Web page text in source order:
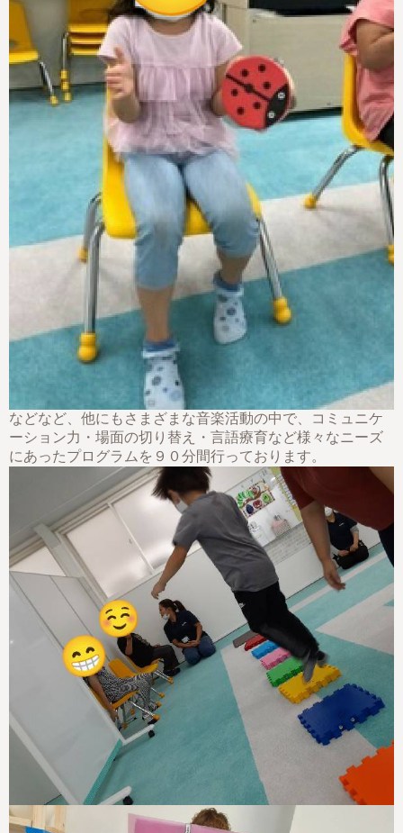
などなど、他にもさまざまな音楽活動の中で、コミュニケ
ーション力・場面の切り替え・言語療育など様々なニーズ
にあったプログラムを９０分間行っております。